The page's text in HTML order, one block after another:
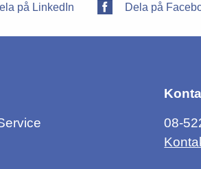
på LinkedIn Dela på
08-